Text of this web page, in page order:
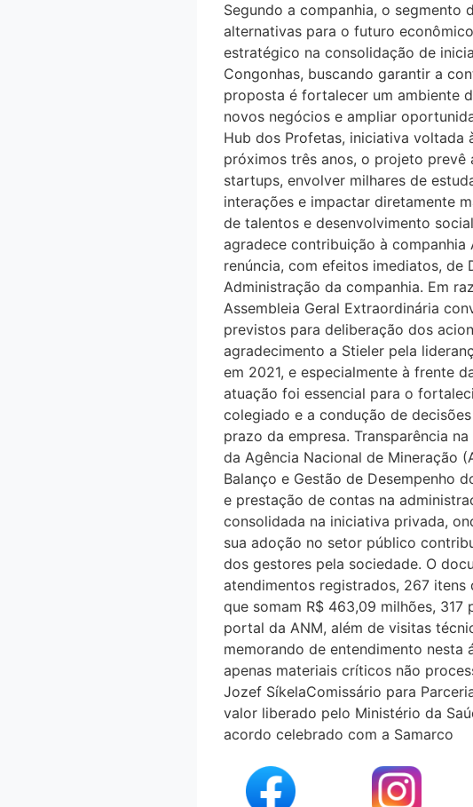
Segundo a companhia, o segmento
alternativas para o futuro
estratégico na consolidação de
Congonhas, buscando garantir a
proposta é fortalecer um ambiente
novos negócios e ampliar
Hub dos Profetas, iniciativa voltada
próximos três anos, o projeto prevê
startups, envolver milhares de
interações e impactar diretamente
de talentos e desenvolvimento
agradece contribuição à companhia
renúncia, com efeitos imediatos, de
Administração da companhia. Em
Assembleia Geral Extraordinária
previstos para deliberação dos
agradecimento a Stieler pela
em 2021, e especialmente à frente
atuação foi essencial para o
colegiado e a condução de
prazo da empresa. Transparência
da Agência Nacional de Mineração
Balanço e Gestão de Desempenho
e prestação de contas na
consolidada na iniciativa privada,
sua adoção no setor público
dos gestores pela sociedade. O
atendimentos registrados, 267 itens
que somam R$ 463,09 milhões,
portal da ANM, além de visitas
memorando de entendimento nesta
apenas materiais críticos não
Jozef SíkelaComissário para
valor liberado pelo Ministério da
acordo celebrado com a Samarco